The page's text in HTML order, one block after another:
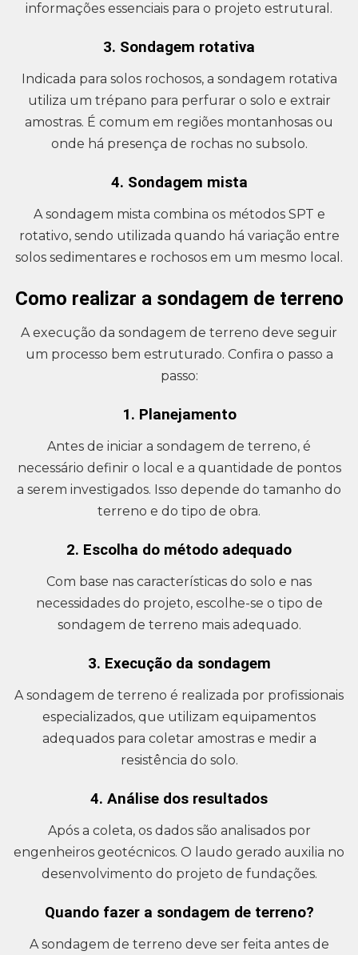
informações essenciais para o projeto estrutural.
3. Sondagem rotativa
Indicada para solos rochosos, a sondagem rotativa
utiliza um trépano para perfurar o solo e extrair
amostras. É comum em regiões montanhosas ou
onde há presença de rochas no subsolo.
4. Sondagem mista
A sondagem mista combina os métodos SPT e
rotativo, sendo utilizada quando há variação entre
solos sedimentares e rochosos em um mesmo local.
Como realizar a sondagem de terreno
A execução da sondagem de terreno deve seguir
um processo bem estruturado. Confira o passo a
passo:
1. Planejamento
Antes de iniciar a sondagem de terreno, é
necessário definir o local e a quantidade de pontos
a serem investigados. Isso depende do tamanho do
terreno e do tipo de obra.
2. Escolha do método adequado
Com base nas características do solo e nas
necessidades do projeto, escolhe-se o tipo de
sondagem de terreno mais adequado.
3. Execução da sondagem
A sondagem de terreno é realizada por profissionais
especializados, que utilizam equipamentos
adequados para coletar amostras e medir a
resistência do solo.
4. Análise dos resultados
Após a coleta, os dados são analisados por
engenheiros geotécnicos. O laudo gerado auxilia no
desenvolvimento do projeto de fundações.
Quando fazer a sondagem de terreno?
A sondagem de terreno deve ser feita antes de